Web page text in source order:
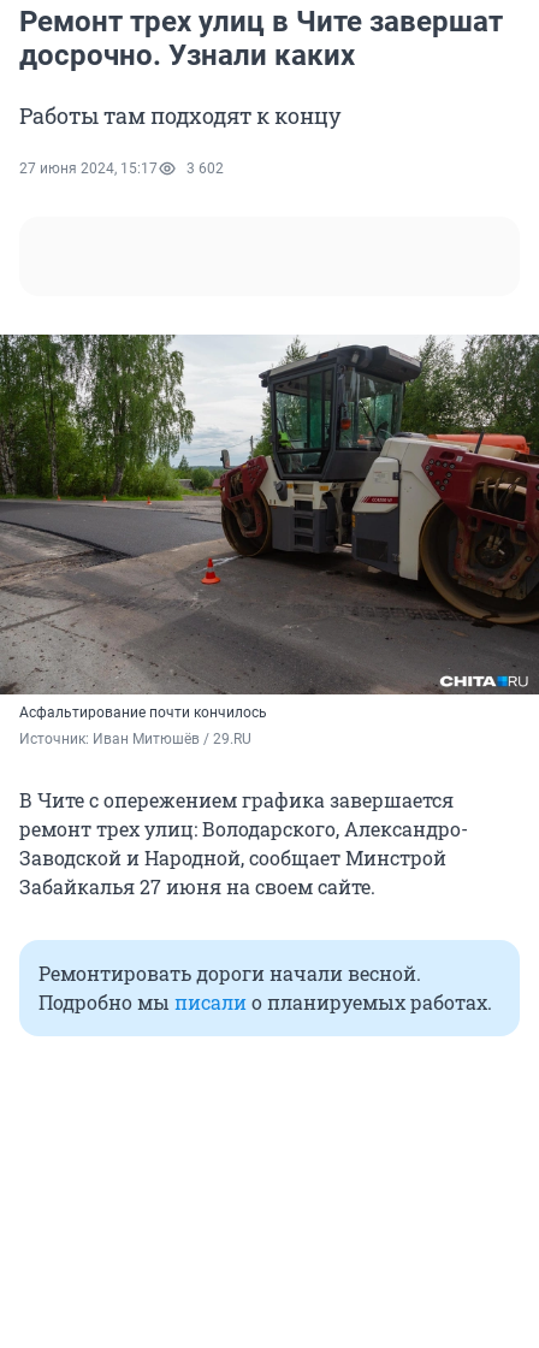
Ремонт трех улиц в Чите завершат
досрочно. Узнали каких
Работы там подходят к концу
27 июня 2024, 15:17 3 602
Асфальтирование почти кончилось
Источник: Иван Митюшёв / 29.RU
В Чите с опережением графика завершается
ремонт трех улиц: Володарского, Александро-
Заводской и Народной, сообщает Минстрой
Забайкалья 27 июня на своем сайте.
Ремонтировать дороги начали весной.
Подробно мы писалио планируемых работах.